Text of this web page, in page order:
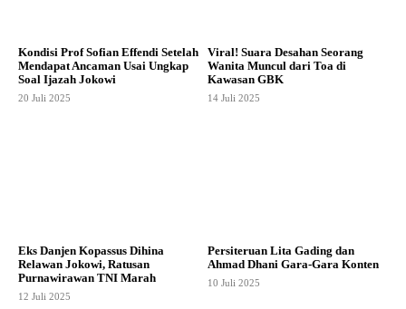
Kondisi Prof Sofian Effendi Setelah
Mendapat Ancaman Usai Ungkap
Soal Ijazah Jokowi
20 Juli 2025
Viral! Suara Desahan Seorang
Wanita Muncul dari Toa di
Kawasan GBK
14 Juli 2025
Eks Danjen Kopassus Dihina
Relawan Jokowi, Ratusan
Purnawirawan TNI Marah
12 Juli 2025
Persiteruan Lita Gading dan
Ahmad Dhani Gara-Gara Konten
10 Juli 2025